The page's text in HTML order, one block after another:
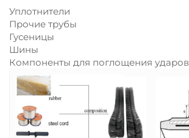
Уплотнители
Прочие трубы
Гусеницы
Шины
Компоненты для поглощения ударов